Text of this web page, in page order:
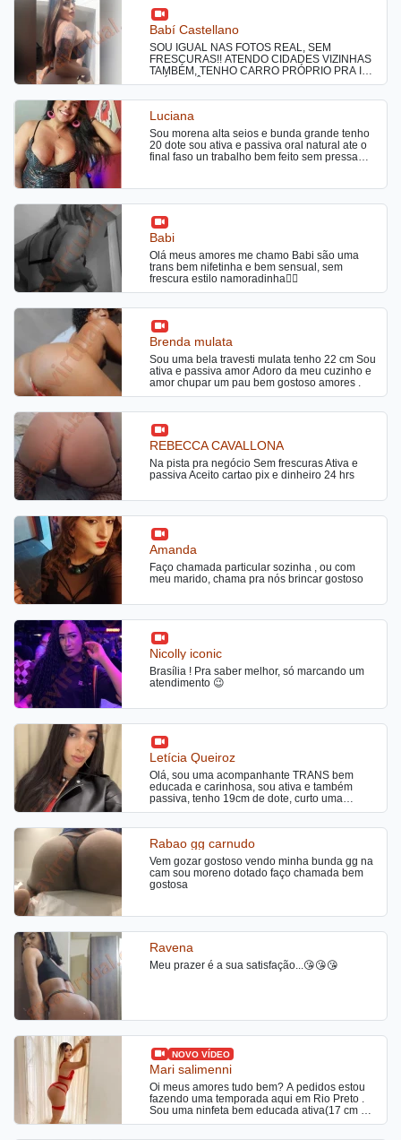
Babí Castellano
SOU IGUAL NAS FOTOS REAL, SEM
FRESCURAS!! ATENDO CIDADES VIZINHAS
TAMBÉM, TENHO CARRO PRÓPRIO PRA IR
ATÉ VOCÊ. MORO E ATENDO
AR E EXTREMAMENTE LIMPO E SEGURO.
babicastellanooficial nos apps vizinhos rs
Seja direto e objetivo, CHAMAR APENAS SE
FOR DO SEU INTERESSE ME CONTRATAR
COM VINTE MINUTOS DE ANTECEDÊNCIA!
CIDADE, venham se deliciar na grossura de
para realizar seus maiores fetiches, fantasias,
prazeres, gozadas, chuva dourada, beijo
grego até logo!!
Luciana
Sou morena alta seios e bunda grande tenho
20 dote sou ativa e passiva oral natural ate o
final faso un trabalho bem feito sem pressa
Babi
Olá meus amores me chamo Babi são uma
trans bem nifetinha e bem sensual, sem
frescura estilo namoradinha❤️‍🔥
Brenda mulata
Sou uma bela travesti mulata tenho 22 cm Sou
ativa e passiva amor Adoro da meu cuzinho e
amor chupar um pau bem gostoso amores .
REBECCA CAVALLONA
Na pista pra negócio Sem frescuras Ativa e
passiva Aceito cartao pix e dinheiro 24 hrs
Amanda
Faço chamada particular sozinha , ou com
meu marido, chama pra nós brincar gostoso
Nicolly iconic
Brasília ! Pra saber melhor, só marcando um
atendimento 😉
Letícia Queiroz
Olá, sou uma acompanhante TRANS bem
educada e carinhosa, sou ativa e também
passiva, tenho 19cm de dote, curto uma
Putaria bem gostosa sem frescuras, realizo
Rabao gg carnudo
Vem gozar gostoso vendo minha bunda gg na
cam sou moreno dotado faço chamada bem
gostosa
Ravena
Meu prazer é a sua satisfação...😘😘😘
NOVO VÍDEO
Mari salimenni
Oi meus amores tudo bem? A pedidos estou
fazendo uma temporada aqui em Rio Preto .
Sou uma ninfeta bem educada ativa(17 cm de
dote) e passiva , bunduda e bem atenciosa.